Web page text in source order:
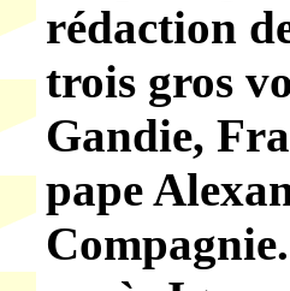
rédaction
trois gros
Gandie,
pape